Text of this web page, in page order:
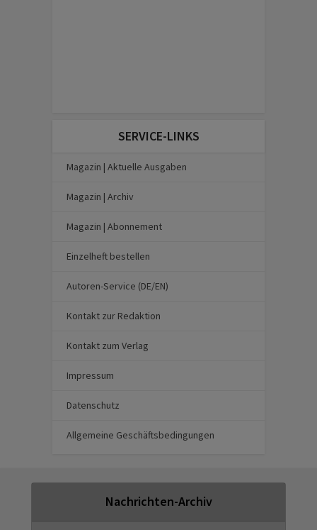
SERVICE-LINKS
Magazin | Aktuelle Ausgaben
Magazin | Archiv
Magazin | Abonnement
Einzelheft bestellen
Autoren-Service (DE/EN)
Kontakt zur Redaktion
Kontakt zum Verlag
Impressum
Datenschutz
Allgemeine Geschäftsbedingungen
Nachrichten-Archiv